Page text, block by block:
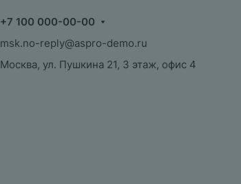
+7 100 000-00-00
msk.no-reply@aspro-demo.ru
Москва, ул. Пушкина 21, 3 этаж, офис 4